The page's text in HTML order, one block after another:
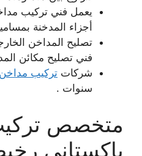
يعمل فني تركيب
أجزاء المدخنة
تصليح المداخن
فني تصليح مكائن
شركات تركيب
سنوات .
متخصص
باكستاني